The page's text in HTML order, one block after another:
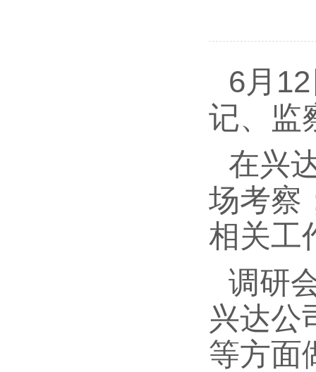
6月
记、监
在兴
场考察
相关工
调研
兴达公
等方面